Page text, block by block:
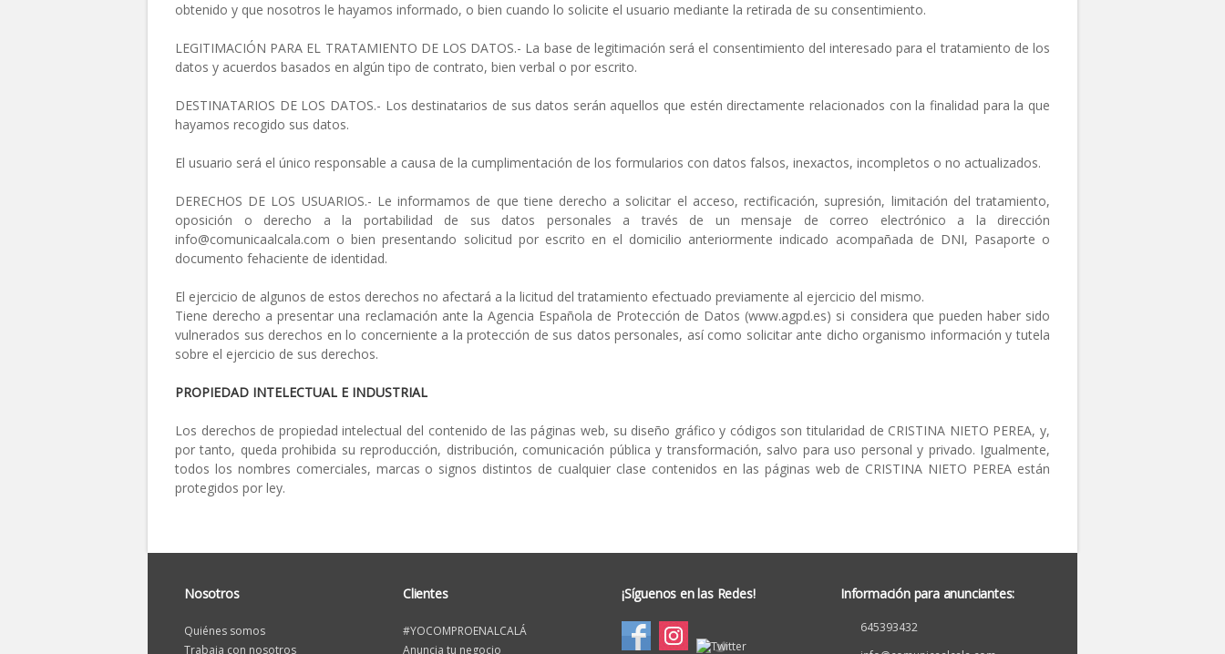
obtenido y que nosotros le hayamos informado, o bien cuando lo solicite el usuario mediante la retirada de su consentimiento.
LEGITIMACIÓN PARA EL TRATAMIENTO DE LOS DATOS.- La base de legitimación será el consentimiento del interesado para el tratamiento de los
datos y acuerdos basados en algún tipo de contrato, bien verbal o por escrito.
DESTINATARIOS DE LOS DATOS.- Los destinatarios de sus datos serán aquellos que estén directamente relacionados con la finalidad para la que
hayamos recogido sus datos.
El usuario será el único responsable a causa de la cumplimentación de los formularios con datos falsos, inexactos, incompletos o no actualizados.
DERECHOS DE LOS USUARIOS.- Le informamos de que tiene derecho a solicitar el acceso, rectificación, supresión, limitación del tratamiento,
oposición o derecho a la portabilidad de sus datos personales a través de un mensaje de correo electrónico a la dirección
info@comunicaalcala.com o bien presentando solicitud por escrito en el domicilio anteriormente indicado acompañada de DNI, Pasaporte o
documento fehaciente de identidad.
El ejercicio de algunos de estos derechos no afectará a la licitud del tratamiento efectuado previamente al ejercicio del mismo.
Tiene derecho a presentar una reclamación ante la Agencia Española de Protección de Datos (www.agpd.es) si considera que pueden haber sido
vulnerados sus derechos en lo concerniente a la protección de sus datos personales, así como solicitar ante dicho organismo información y tutela
sobre el ejercicio de sus derechos.
PROPIEDAD INTELECTUAL E INDUSTRIAL
Los derechos de propiedad intelectual del contenido de las páginas web, su diseño gráfico y códigos son titularidad de CRISTINA NIETO PEREA, y,
por tanto, queda prohibida su reproducción, distribución, comunicación pública y transformación, salvo para uso personal y privado. Igualmente,
todos los nombres comerciales, marcas o signos distintos de cualquier clase contenidos en las páginas web de CRISTINA NIETO PEREA están
protegidos por ley.
Nosotros
Quiénes somos
Trabaja con nosotros
Clientes
#YOCOMPROENALCALÁ
Anuncia tu negocio
¡Síguenos en las Redes! Información para anunciantes:
645393432